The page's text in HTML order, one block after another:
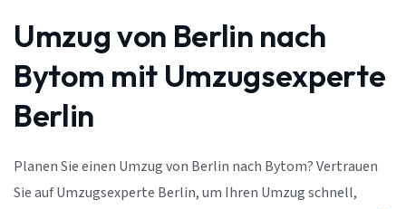
Umzug von Berlin nach
Bytom mit Umzugsexperte
Berlin
Planen Sie einen Umzug von Berlin nach Bytom? Vertrauen
Sie auf Umzugsexperte Berlin, um Ihren Umzug schnell,